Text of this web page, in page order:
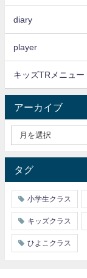
diary
player
キッズTRメニュー
アーカイブ
タグ
小学生クラス
キッズクラス
ひよこクラス